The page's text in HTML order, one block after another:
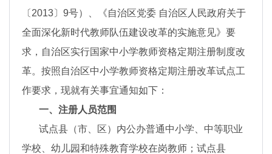
〔2013〕9号）、《自治区党委 自治区人民政府关于
全面深化新时代教师队伍建设改革的实施意见》要
求，自治区实行国家中小学教师资格定期注册制度改
革。按照自治区中小学教师资格定期注册改革试点工
作要求，现就有关事宜通知如下：
一、注册人员范围
试点县（市、区）内公办普通中小学、中等职业
学校、幼儿园和特殊教育学校在岗教师；试点县